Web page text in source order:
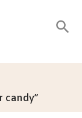
candy”